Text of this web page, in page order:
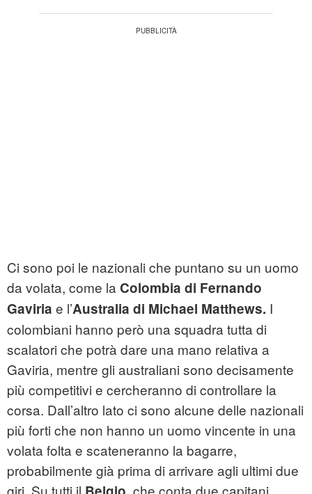
Ci sono poi le nazionali che puntano su un uomo
da volata, come la Colombia di Fernando
Gaviria e l’Australia di Michael Matthews. I
colombiani hanno però una squadra tutta di
scalatori che potrà dare una mano relativa a
Gaviria, mentre gli australiani sono decisamente
più competitivi e cercheranno di controllare la
corsa. Dall’altro lato ci sono alcune delle nazionali
più forti che non hanno un uomo vincente in una
volata folta e scateneranno la bagarre,
probabilmente già prima di arrivare agli ultimi due